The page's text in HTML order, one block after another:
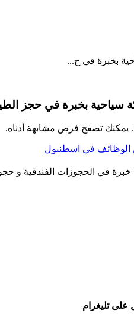
بخبرة في ح...
بخبرة في حجز
يمكنك تصفح فرص مشابهة أدناه.
الوظائف في اسطنبول
الحجوزات الفندقية و حجوزات
على تليغرام